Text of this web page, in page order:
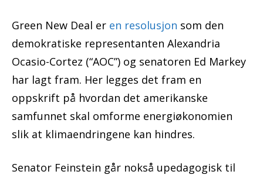
Green New Deal er en resolusjon som den
demokratiske representanten Alexandria
Ocasio-Cortez (“AOC”) og senatoren Ed Markey
har lagt fram. Her legges det fram en
oppskrift på hvordan det amerikanske
samfunnet skal omforme energiøkonomien
slik at klimaendringene kan hindres.
Senator Feinstein går nokså upedagogisk til